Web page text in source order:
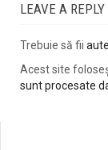
LEAVE A REPLY
Trebuie să fii
Acest site
sunt procesate